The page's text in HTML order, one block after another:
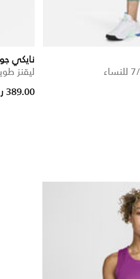
نايكي جو
ليقنز
389.00 ر.س